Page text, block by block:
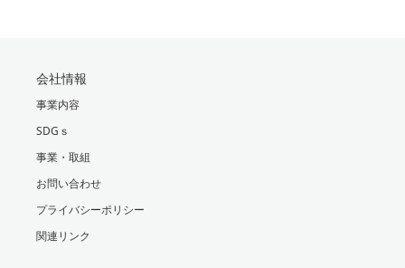
会社情報
事業内容
SDGｓ
事業・取組
お問い合わせ
プライバシーポリシー
関連リンク